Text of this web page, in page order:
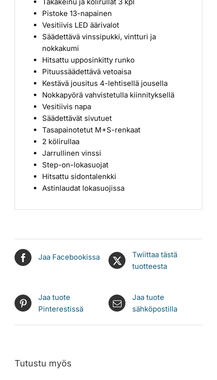
Pistoke 13-napainen
Vesitiivis LED äärivalot
Säädettävä vinssipukki, vintturi ja
nokkakumi
Hitsattu upposinkitty runko
Pituussäädettävä vetoaisa
Kestävä jousitus 4-lehtisellä jousella
Nokkapyörä vahvistetulla kiinnityksellä
Vesitiivis napa
Säädettävät sivutuet
Tasapainotetut M+S-renkaat
2 kölirullaa
Jarrullinen vinssi
Step-on-lokasuojat
Hitsattu sidontalenkki
Astinlaudat lokasuojissa
Jaa Facebookissa
Twiittaa tästä
tuotteesta
Jaa tuote
Pinterestissä
Jaa tuote
sähköpostilla
Tutustu myös